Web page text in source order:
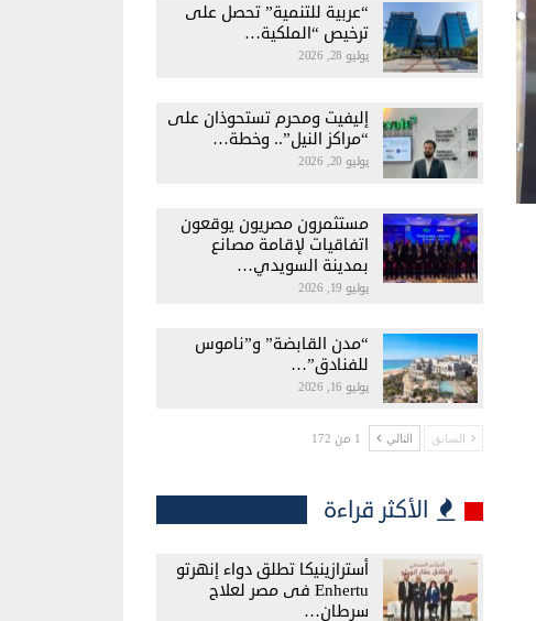
“عربية للتنمية” تحصل على
ترخيص “الملكية…
يوليو 28, 2026
إليفيت ومحرم تستحوذان على
“مراكز النيل”.. وخطة…
يوليو 20, 2026
مستثمرون مصريون يوقعون
اتفاقيات لإقامة مصانع
بمدينة السويدي…
يوليو 19, 2026
“مدن القابضة” و”ناموس
للفنادق”…
يوليو 16, 2026
السابق التالي 1 من 172
الأكثر قراءة
أسترازينيكا تطلق دواء إنهرتو
Enhertu فى مصر لعلاج
سرطان…